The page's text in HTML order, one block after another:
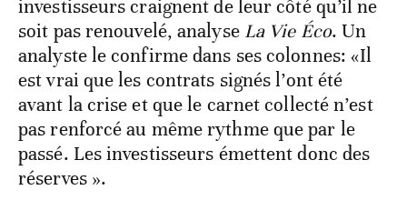
investisseurs craignent de leur côté qu’il ne
soit pas renouvelé, analyse La Vie Éco. Un
analyste le confirme dans ses colonnes: «Il
est vrai que les contrats signés l’ont été
avant la crise et que le carnet collecté n’est
pas renforcé au même rythme que par le
passé. Les investisseurs émettent donc des
réserves ».